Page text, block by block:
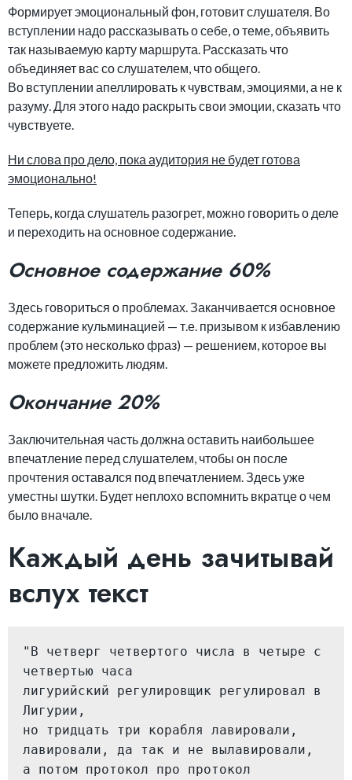
Формирует эмоциональный фон, готовит слушателя. Во
вступлении надо рассказывать о себе, о теме, объявить
так называемую карту маршрута. Рассказать что
объединяет вас со слушателем, что общего.
Во вступлении апеллировать к чувствам, эмоциями, а не к
разуму. Для этого надо раскрыть свои эмоции, сказать что
чувствуете.
Ни слова про дело, пока аудитория не будет готова
эмоционально!
Теперь, когда слушатель разогрет, можно говорить о деле
и переходить на основное содержание.
Основное содержание 60%
Здесь говориться о проблемах. Заканчивается основное
содержание кульминацией — т.е. призывом к избавлению
проблем (это несколько фраз) — решением, которое вы
можете предложить людям.
Окончание 20%
Заключительная часть должна оставить наибольшее
впечатление перед слушателем, чтобы он после
прочтения оставался под впечатлением. Здесь уже
уместны шутки. Будет неплохо вспомнить вкратце о чем
было вначале.
Каждый день зачитывай
вслух текст
"В четверг четвертого числа в четыре с
четвертью часа
лигурийский регулировщик регулировал в
Лигурии,
но тридцать три корабля лавировали,
лавировали, да так и не вылавировали,
а потом протокол про протокол